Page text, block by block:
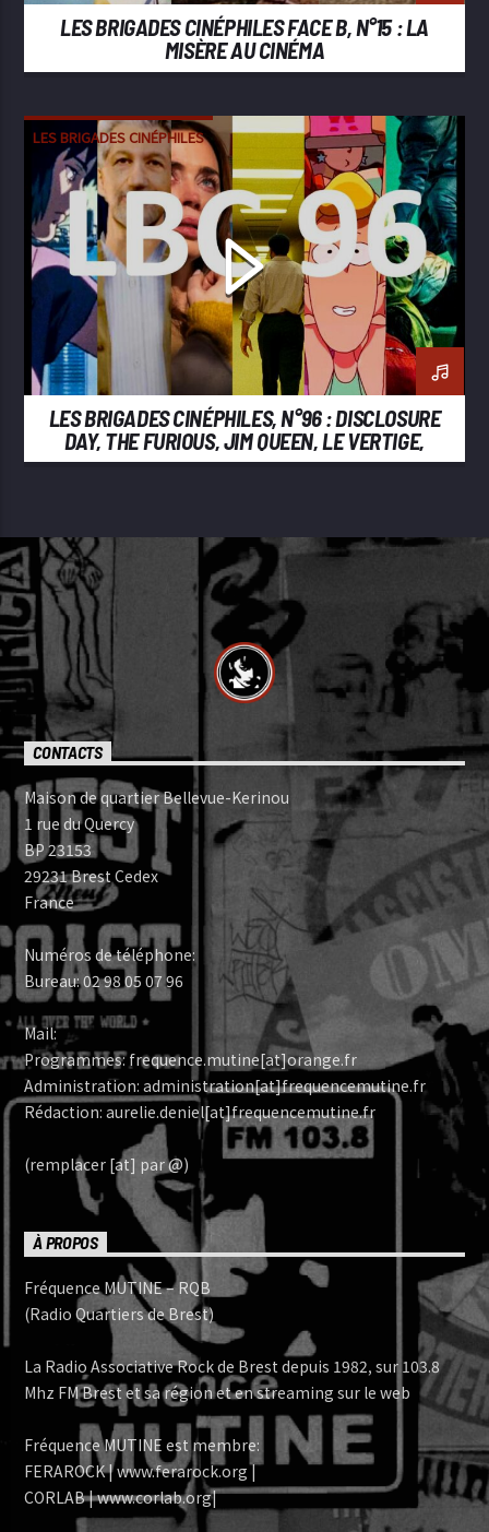
LES BRIGADES CINÉPHILES FACE B, N°15 : LA
MISÈRE AU CINÉMA
LES BRIGADES CINÉPHILES
LES BRIGADES CINÉPHILES, N°96 : DISCLOSURE
DAY, THE FURIOUS, JIM QUEEN, LE VERTIGE,
BACKROOMS, GHOST IN THE SHELL
CONTACTS
Maison de quartier Bellevue-Kerinou
1 rue du Quercy
BP 23153
29231 Brest Cedex
France
Numéros de téléphone:
Bureau: 02 98 05 07 96
Mail:
Programmes: frequence.mutine[at]orange.fr
Administration: administration[at]frequencemutine.fr
Rédaction: aurelie.deniel[at]frequencemutine.fr
(remplacer [at] par @)
À PROPOS
Fréquence MUTINE – RQB
(Radio Quartiers de Brest)
La Radio Associative Rock de Brest depuis 1982, sur 103.8
Mhz FM Brest et sa région et en streaming sur le web
Fréquence MUTINE est membre:
FERAROCK | www.ferarock.org |
CORLAB | www.corlab.org|